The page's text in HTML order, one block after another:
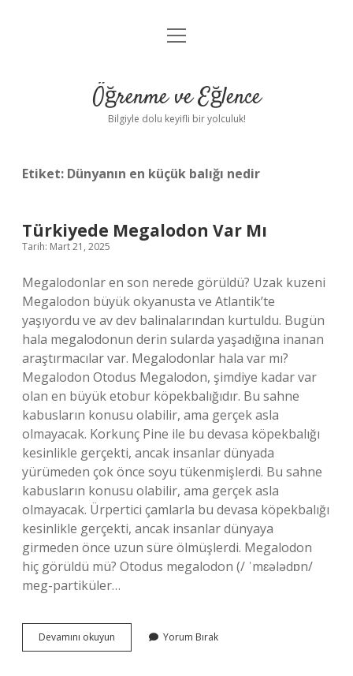
Anasayfa
Yasal Uyarı
menüyü
Öğrenme ve Eğlence
Bilgiyle dolu keyifli bir yolculuk!
Etiket: Dünyanın en küçük balığı nedir
Türkiyede Megalodon Var Mı
Tarih: Mart 21, 2025
Megalodonlar en son nerede görüldü? Uzak kuzeni
Megalodon büyük okyanusta ve Atlantik’te
yaşıyordu ve av dev balinalarından kurtuldu. Bugün
hala megalodonun derin sularda yaşadığına inanan
araştırmacılar var. Megalodonlar hala var mı?
Megalodon Otodus Megalodon, şimdiye kadar var
olan en büyük etobur köpekbalığıdır. Bu sahne
kabusların konusu olabilir, ama gerçek asla
olmayacak. Korkunç Pine ile bu devasa köpekbalığı
kesinlikle gerçekti, ancak insanlar dünyada
yürümeden çok önce soyu tükenmişlerdi. Bu sahne
kabusların konusu olabilir, ama gerçek asla
olmayacak. Ürpertici çamlarla bu devasa köpekbalığı
kesinlikle gerçekti, ancak insanlar dünyaya
girmeden önce uzun süre ölmüşlerdi. Megalodon
hiç görüldü mü? Otodus megalodon (/ ˈmɛələdɒn/
meg-partiküler…
Devamını okuyun Türkiyede
Megalodon
Yorum Bırak